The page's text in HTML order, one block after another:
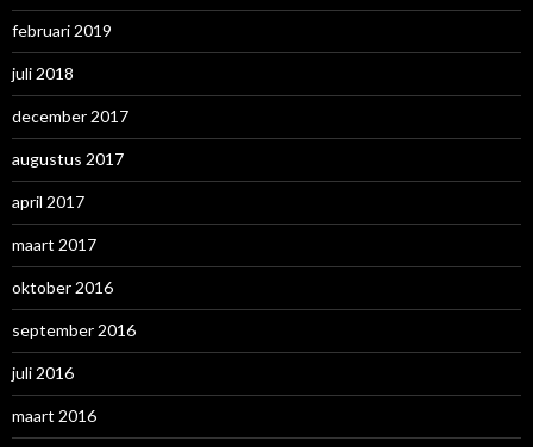
februari 2019
juli 2018
december 2017
augustus 2017
april 2017
maart 2017
oktober 2016
september 2016
juli 2016
maart 2016